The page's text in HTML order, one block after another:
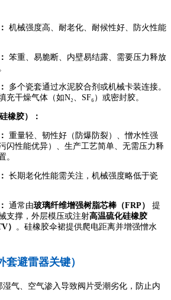
机械强度高、耐老化、耐候性好、防火性能
笨重、易脆断、内壁易结露、需要压力释放
多个瓷套通过水泥胶合剂或机械卡装连接。
充干燥气体（如N₂、SF₆）或密封胶。
橡胶）：
重量轻、韧性好（防爆防裂）、憎水性强
污闪性能优异）、生产工艺简单、无需压力释
。
长期老化性能需关注，机械强度略低于瓷
通常由玻璃纤维增强树脂芯棒（FRP）
提
支撑，外层模压或注射高温硫化硅橡胶
） 。硅橡胶伞裙提供爬电距离并增强憎水
套避雷器关键）
湿气、空气渗入导致阀片受潮劣化，防止内